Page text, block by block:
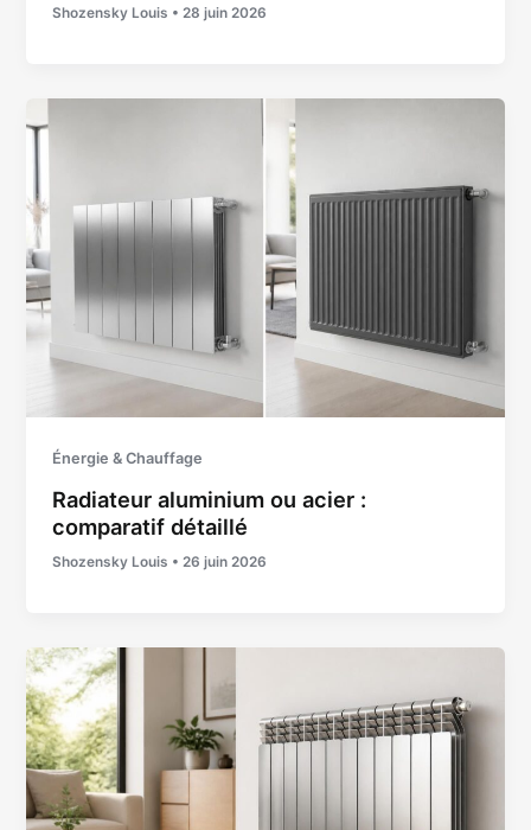
Shozensky Louis •28 juin 2026
Énergie & Chauffage
Radiateur aluminium ou acier :
comparatif détaillé
Shozensky Louis •26 juin 2026